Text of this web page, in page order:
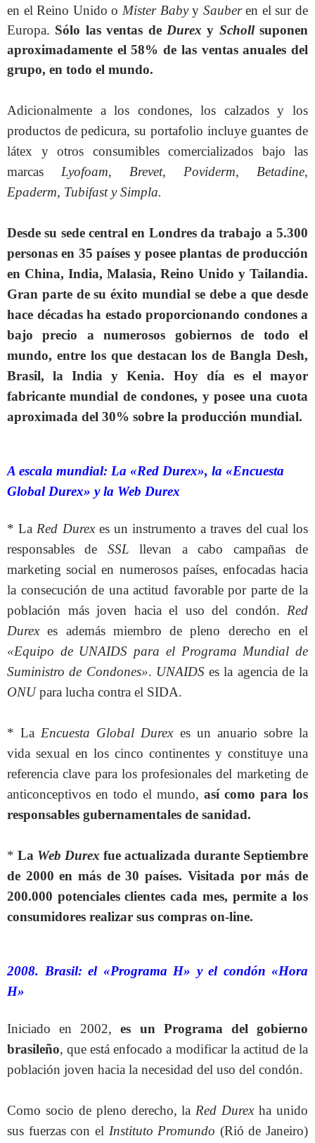
en el Reino Unido o Mister Babyy Sauberen el sur de
Europa. Sólo las ventas de Durex y Schollsuponen
aproximadamente el 58% de las ventas anuales del
grupo, en todo el mundo.
Adicionalmente a los condones, los calzados y los
productos de pedicura, su portafolio incluye guantes de
látex y otros consumibles comercializados bajo las
marcas Lyofoam, Brevet, Poviderm, Betadine,
Epaderm, Tubifast y Simpla.
Desde su sede central en Londres da trabajo a 5.300
personas en 35 países y posee plantas de producción
en China, India, Malasia, Reino Unido y Tailandia.
Gran parte de su éxito mundial se debe a que desde
hace décadas ha estado proporcionando condones a
bajo precio a numerosos gobiernos de todo el
mundo, entre los que destacan los de Bangla Desh,
Brasil, la India y Kenia. Hoy día es el mayor
fabricante mundial de condones, y posee una cuota
aproximada del 30% sobre la producción mundial.
A escala mundial: La «Red Durex», la «Encuesta
Global Durex» y la Web Durex
* La Red Durexes un instrumento a traves del cual los
responsables de SSL llevan a cabo campañas de
marketing social en numerosos países, enfocadas hacia
la consecución de una actitud favorable por parte de la
población más joven hacia el uso del condón. Red
Durexes además miembro de pleno derecho en el
«Equipo de UNAIDS para el Programa Mundial de
Suministro de Condones». UNAIDS es la agencia de la
ONUpara lucha contra el SIDA.
* La Encuesta Global Durexes un anuario sobre la
vida sexual en los cinco continentes y constituye una
referencia clave para los profesionales del marketing de
anticonceptivos en todo el mundo, así como para los
responsables gubernamentales de sanidad.
* La Web Durex fue actualizada durante Septiembre
de 2000 en más de 30 países. Visitada por más de
200.000 potenciales clientes cada mes, permite a los
consumidores realizar sus compras on-line.
2008. Brasil: el «Programa H» y el condón «Hora
H»
Iniciado en 2002,es un Programa del gobierno
brasileño, que está enfocado a modificar la actitud de la
población joven hacia la necesidad del uso del condón.
Como socio de pleno derecho, la Red Durexha unido
sus fuerzas con el Instituto Promundo (Rió de Janeiro)